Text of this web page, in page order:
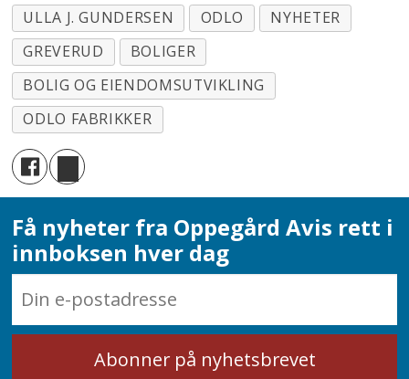
ULLA J. GUNDERSEN ODLO
NYHETER
GREVERUD
BOLIGER
BOLIG OG EIENDOMSUTVIKLING
ODLO FABRIKKER
Få nyheter fra Oppegård Avis rett i
innboksen hver dag